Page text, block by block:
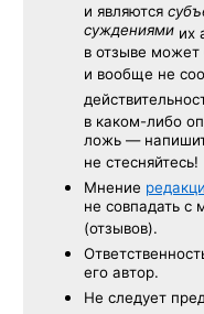
и являются
суждениями их
в отзыве
и вообще не
в каком-либо
ложь —
не стесняйтесь!
Мнение
не совпадать с
(отзывов).
его автор.
Не следует